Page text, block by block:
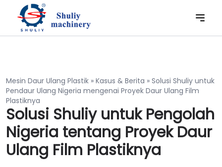
Mesin Daur Ulang Plastik » Kasus & Berita » Solusi Shuliy untuk
Pendaur Ulang Nigeria mengenai Proyek Daur Ulang Film
Plastiknya
Solusi Shuliy untuk Pengolah
Nigeria tentang Proyek Daur
Ulang Film Plastiknya